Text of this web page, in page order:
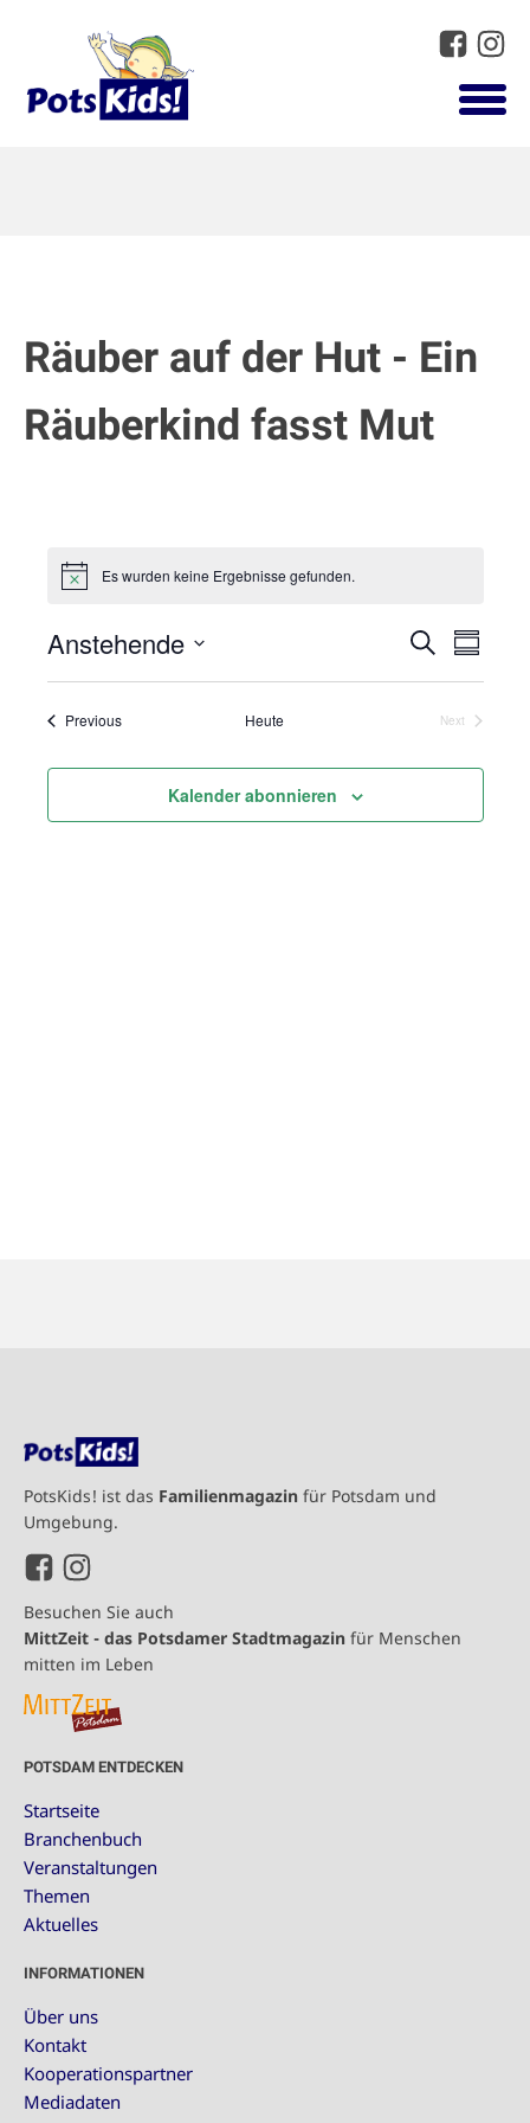
Räuber auf der Hut - Ein
Räuberkind fasst Mut
Es wurden keine Ergebnisse gefunden.
Suche
und
Suche
Anstehende
Select
PreviousVeranstaltungen Heute
Next
Kalender abonnieren
PotsKids! ist das Familienmagazin für Potsdam und
Umgebung.
Besuchen Sie auch
MittZeit - das Potsdamer Stadtmagazin für Menschen
mitten im Leben
POTSDAM ENTDECKEN
Startseite
Branchenbuch
Veranstaltungen
Themen
Aktuelles
INFORMATIONEN
Über uns
Kontakt
Kooperationspartner
Mediadaten